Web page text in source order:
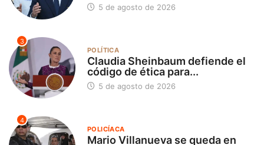
5 de agosto de 2026
3
POLÍTICA
Claudia Sheinbaum defiende el
código de ética para...
5 de agosto de 2026
4
POLICÍACA
Mario Villanueva se queda en